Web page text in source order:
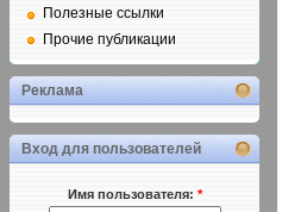
Полезные ссылки
Прочие публикации
Реклама
Вход для пользователей
Имя пользователя: *